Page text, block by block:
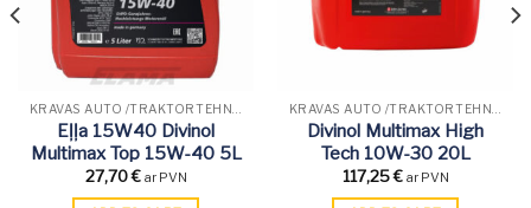
KRAVAS AUTO /TRAKTORTEHNIKAS EĻĻAS
Eļļa 15W40 Divinol
Multimax Top 15W-40 5L
27,70€ ar PVN
KRAVAS AUTO /TRAKTORTEHNIKAS EĻĻAS
Divinol Multimax High
Tech 10W-30 20L
117,25€ ar PVN